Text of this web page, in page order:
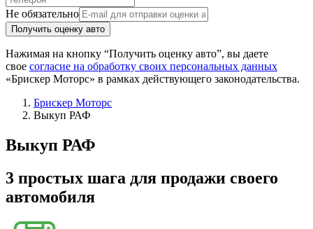
Не обязательно
Получить оценку авто
Нажимая на кнопку “Получить оценку авто”, вы даете
свое согласие на обработку своих персональных данных
«Брискер Моторс» в рамках действующего законодательства.
Брискер Моторс
Выкуп РАФ
Выкуп РАФ
3 простых шага для продажи своего
автомобиля